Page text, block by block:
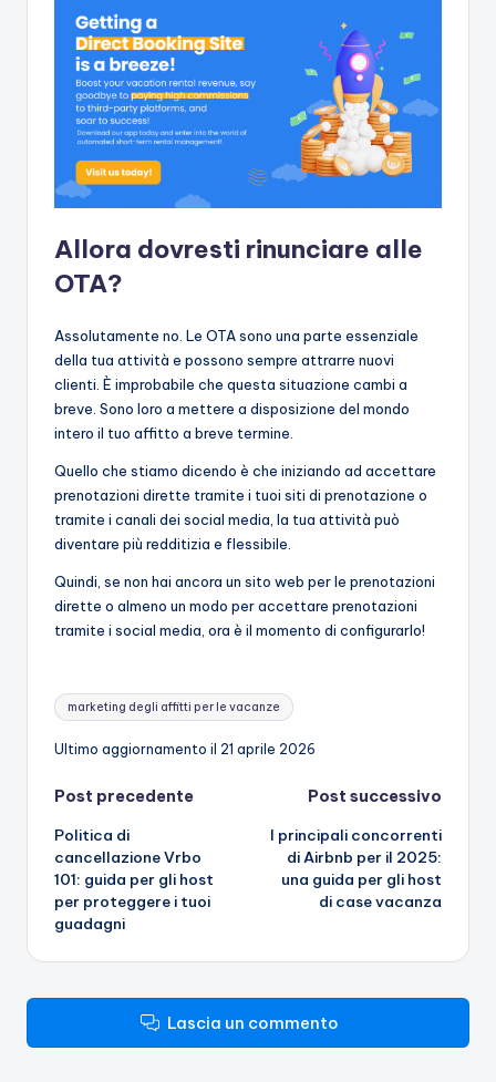
Allora dovresti rinunciare alle
OTA?
Assolutamente no. Le OTA sono una parte essenziale
della tua attività e possono sempre attrarre nuovi
clienti. È improbabile che questa situazione cambi a
breve. Sono loro a mettere a disposizione del mondo
intero il tuo affitto a breve termine.
Quello che stiamo dicendo è che iniziando ad accettare
prenotazioni dirette tramite i tuoi siti di prenotazione o
tramite i canali dei social media, la tua attività può
diventare più redditizia e flessibile.
Quindi, se non hai ancora un sito web per le prenotazioni
dirette o almeno un modo per accettare prenotazioni
tramite i social media, ora è il momento di configurarlo!
Tag:
marketing degli affitti per le vacanze
Ultimo aggiornamento il 21 aprile 2026
Navigazione
articoli
Post precedente
Politica di
cancellazione Vrbo
101: guida per gli host
per proteggere i tuoi
guadagni
Post successivo
I principali concorrenti
di Airbnb per il 2025:
una guida per gli host
di case vacanza
Lascia un commento